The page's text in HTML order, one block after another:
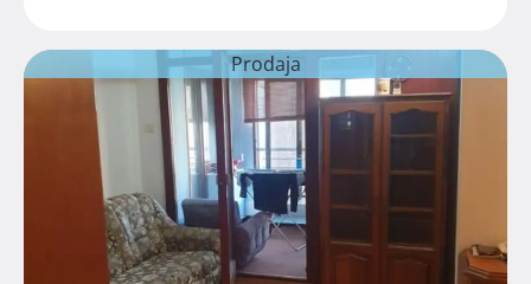
Prodaja